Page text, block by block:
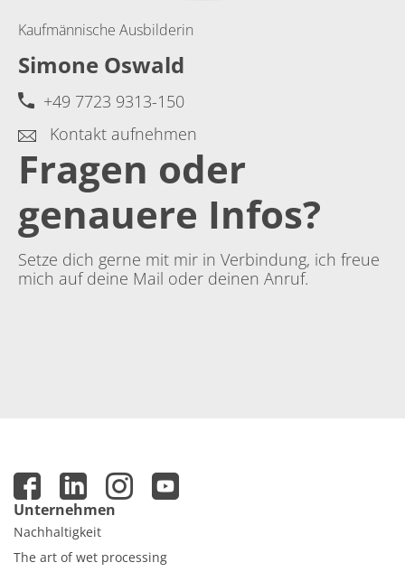
Kaufmännische Ausbilderin
Simone Oswald
+49 7723 9313-150
Kontakt aufnehmen
Fragen oder
genauere Infos?
Setze dich gerne mit mir in Verbindung, ich freue
mich auf deine Mail oder deinen Anruf.
Unternehmen
Nachhaltigkeit
The art of wet processing